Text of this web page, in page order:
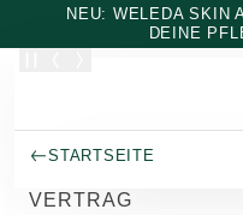
Zum Hauptinhalt wechseln
NEU: WELEDA SKIN
DEINE
STARTSEITE
VERTRAG